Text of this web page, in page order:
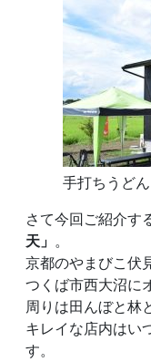
手打ちうど
さて今回ご紹介す
天」 。
京都のやまびこ伏
つくば市西大沼に
周りは田んぼと林
キレイな店内はい
す。